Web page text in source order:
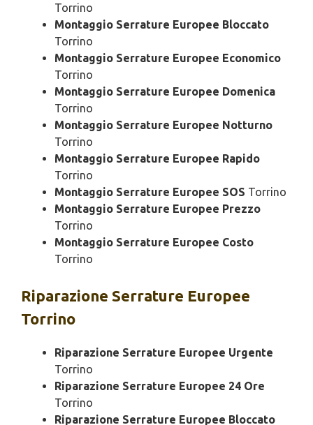
Torrino
Montaggio Serrature Europee Bloccato
Torrino
Montaggio Serrature Europee Economico
Torrino
Montaggio Serrature Europee Domenica
Torrino
Montaggio Serrature Europee Notturno
Torrino
Montaggio Serrature Europee Rapido
Torrino
Montaggio Serrature Europee SOS Torrino
Montaggio Serrature Europee Prezzo
Torrino
Montaggio Serrature Europee Costo
Torrino
Riparazione Serrature Europee
Torrino
Riparazione Serrature Europee Urgente
Torrino
Riparazione Serrature Europee 24 Ore
Torrino
Riparazione Serrature Europee Bloccato